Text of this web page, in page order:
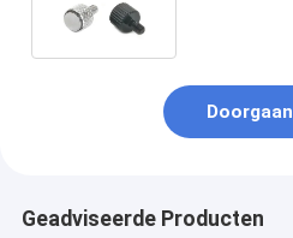
Doorgaan
Geadviseerde Producten